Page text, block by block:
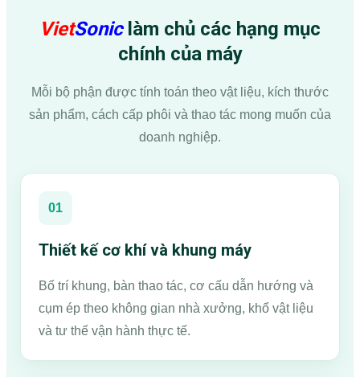
VietSoniclàm chủ các hạng mục
chính của máy
Mỗi bộ phận được tính toán theo vật liệu, kích thước
sản phẩm, cách cấp phôi và thao tác mong muốn của
doanh nghiệp.
01
Thiết kế cơ khí và khung máy
Bố trí khung, bàn thao tác, cơ cấu dẫn hướng và
cụm ép theo không gian nhà xưởng, khổ vật liệu
và tư thế vận hành thực tế.